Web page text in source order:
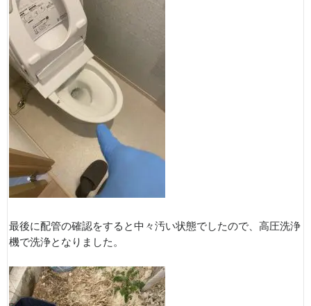
最後に配管の確認をすると中々汚い状態でしたので、高圧洗浄
機で洗浄となりました。